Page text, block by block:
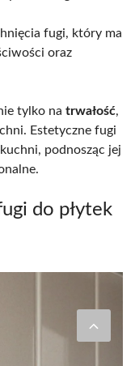
fugi, który ma
oraz
tylko na trwałość,
Estetyczne fugi
podnosząc jej
do płytek